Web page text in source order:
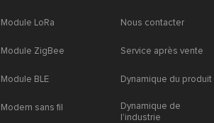
Module LoRa
Module ZigBee
Module BLE
Modem sans fil
Nous contacter
Service après vente
Dynamique du produit
Dynamique de
l'industrie